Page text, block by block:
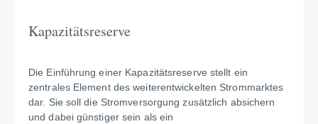
Kapazitätsreserve
Die Einführung einer Kapazitätsreserve stellt ein
zentrales Element des weiterentwickelten Strommarktes
dar. Sie soll die Stromversorgung zusätzlich absichern
und dabei günstiger sein als ein